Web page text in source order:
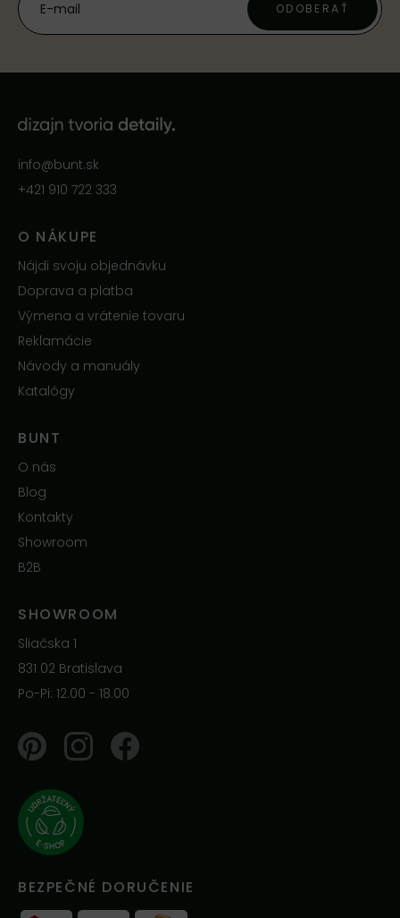
ODOBERAŤ
info@bunt.sk
+421 910 722 333
O NÁKUPE
Nájdi svoju objednávku
Doprava a platba
Výmena a vrátenie tovaru
Reklamácie
Návody a manuály
Katalógy
BUNT
O nás
Blog
Kontakty
Showroom
B2B
SHOWROOM
Sliačska 1
831 02 Bratislava
Po-Pi: 12.00 - 18.00
PinterestInstagramFacebook
BEZPEČNÉ DORUČENIE